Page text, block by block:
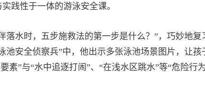
践性于一体的游泳安全课。
落水时，五步施救法的第一步是什么？”，巧妙地
池安全侦察兵”中，他出示多张泳池场景图片，让
素”与“水中追逐打闹”、“在浅水区跳水”等“危险行为